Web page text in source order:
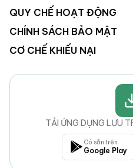
QUY CHẾ HOẠT ĐỘNG
CHÍNH SÁCH BẢO MẬT
CƠ CHẾ KHIẾU NẠI
TẢI ỨNG DỤNG LƯU
Có sẵn trên
Google Play